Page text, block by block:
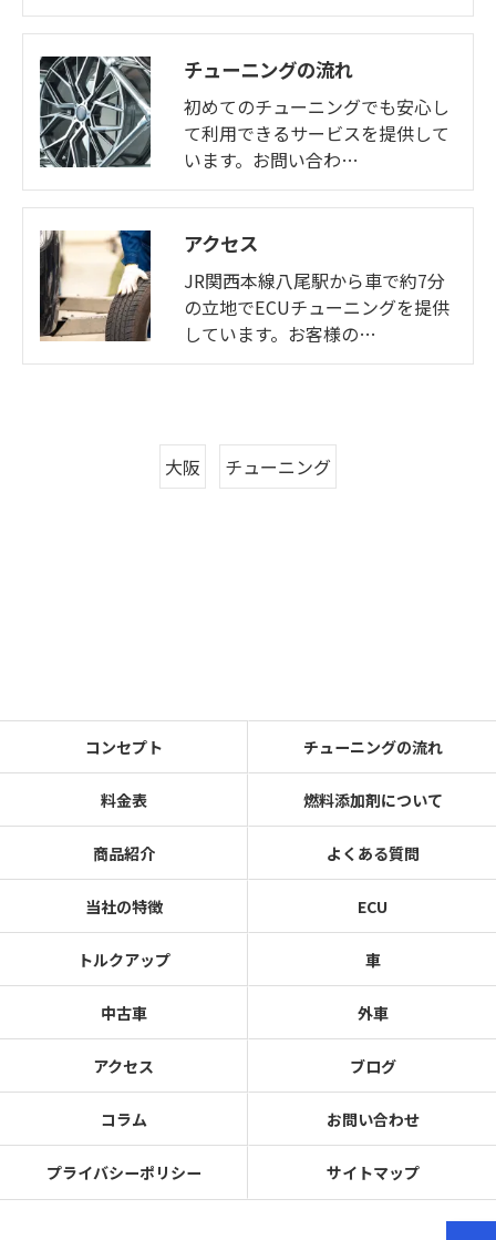
チューニングの流れ
初めてのチューニングでも安心し
て利用できるサービスを提供して
います。お問い合わ…
アクセス
JR関西本線八尾駅から車で約7分
の立地でECUチューニングを提供
しています。お客様の…
大阪 チューニング
コンセプト チューニングの流れ
料金表 燃料添加剤について
商品紹介 よくある質問
当社の特徴 ECU
トルクアップ 車
中古車 外車
アクセス ブログ
コラム お問い合わせ
プライバシーポリシー サイトマップ